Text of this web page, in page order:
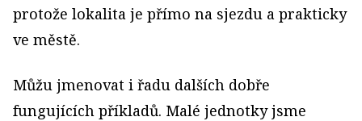
protože lokalita je přímo na sjezdu a prakticky
ve městě.
Můžu jmenovat i řadu dalších dobře
fungujících příkladů. Malé jednotky jsme